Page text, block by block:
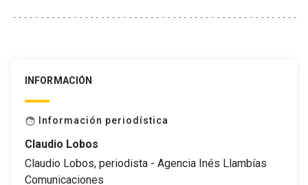
INFORMACIÓN
face Información periodística
Claudio Lobos
Claudio Lobos, periodista - Agencia Inés Llambías
Comunicaciones